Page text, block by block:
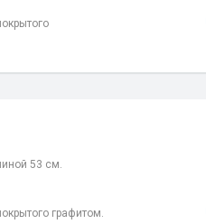
53 см.
графитом.